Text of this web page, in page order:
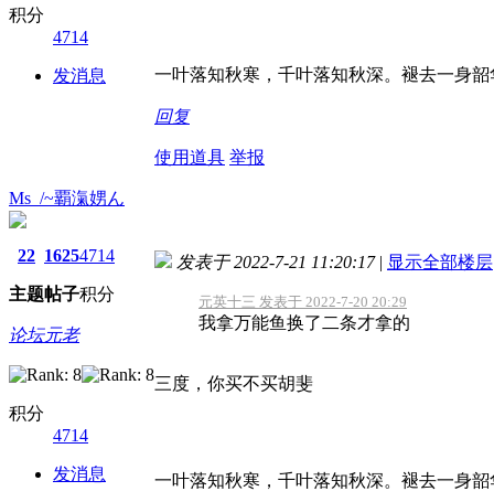
积分
4714
发消息 一叶落知秋寒，千叶落知秋深。褪去一身
回复
使用道具 举报
Ms_/~覇滊娚ん
22
主题
1625
帖子
4714
积分
论坛元老
积分
4714
发消息
发表于 2022-7-21 11:20:17 | 显示全部楼层
元英十三 发表于 2022-7-20 20:29
我拿万能鱼换了二条才拿的
三度，你买不买胡斐
一叶落知秋寒，千叶落知秋深。褪去一身